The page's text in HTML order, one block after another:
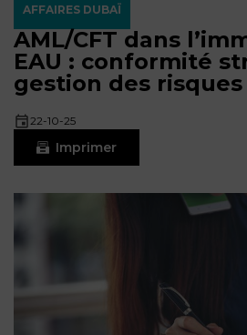
NOS
DOMAINES
DE
COMPÉTENCE
FAMILIALES
RESPONSABILITÉ
Entreprises
NOS
DE
CRÉATION
D’ENTREPRISES
Plus
d’offres
AGN
LEGAL
propos
Blog
AFFAIRES DUBAÏ
AML/CFT dans
EAU : conformité
gestion des risques
22-10-25
Imprimer